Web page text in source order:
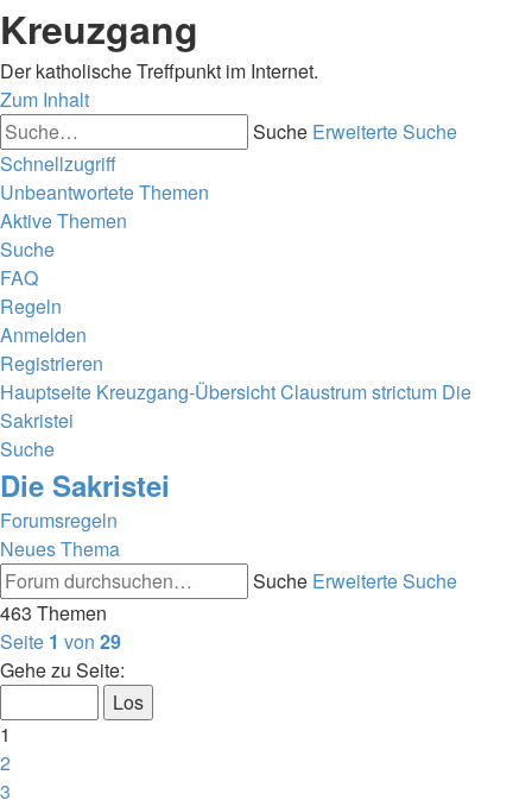
Kreuzgang
Der katholische Treffpunkt im Internet.
Zum Inhalt
Suche Erweiterte Suche
Schnellzugriff
Unbeantwortete Themen
Aktive Themen
Suche
FAQ
Regeln
Anmelden
Registrieren
Hauptseite Kreuzgang-ÜbersichtClaustrum strictum Die
Sakristei
Suche
Die Sakristei
Forumsregeln
Neues Thema
Suche Erweiterte Suche
463 Themen
Seite 1 von 29
Gehe zu Seite:
1
2
3